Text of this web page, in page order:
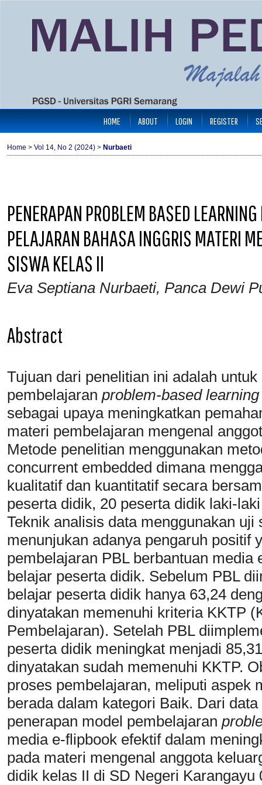
HOME ABOUT LOGIN REGISTER
Home > Vol 14, No 2 (2024) > Nurbaeti
PENERAPAN PROBLEM BASED
PELAJARAN BAHASA INGGRIS MATERI
SISWA KELAS II
Eva Septiana Nurbaeti, Panca Dewi
Abstract
Tujuan dari penelitian ini adalah
pembelajaran problem-based
sebagai upaya meningkatkan
materi pembelajaran mengenal
Metode penelitian menggunakan
concurrent embedded dimana
kualitatif dan kuantitatif secara
peserta didik, 20 peserta didik laki-
Teknik analisis data menggunakan
menunjukan adanya pengaruh positif
pembelajaran PBL berbantuan
belajar peserta didik. Sebelum PBL
belajar peserta didik hanya 63,24
dinyatakan memenuhi kriteria KKTP
Pembelajaran). Setelah PBL
peserta didik meningkat menjadi
dinyatakan sudah memenuhi KKTP.
proses pembelajaran, meliputi aspek
berada dalam kategori Baik. Dari
penerapan model pembelajaran
media e-flipbook efektif dalam
pada materi mengenal anggota
didik kelas II di SD Negeri Karangayu